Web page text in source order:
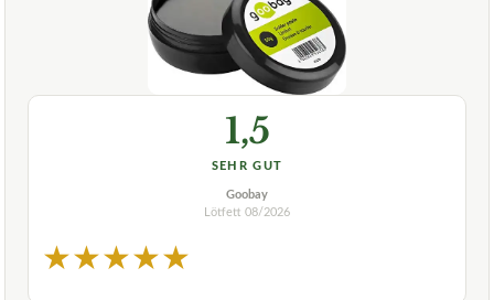
1,5
SEHR GUT
Goobay
Lötfett 08/2026
★★★★★